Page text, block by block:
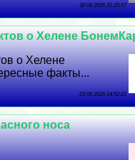
30 06 2026 21:25:57
о Хелене
о Хелене
факты...
29 06 2026 14:52:21
носа